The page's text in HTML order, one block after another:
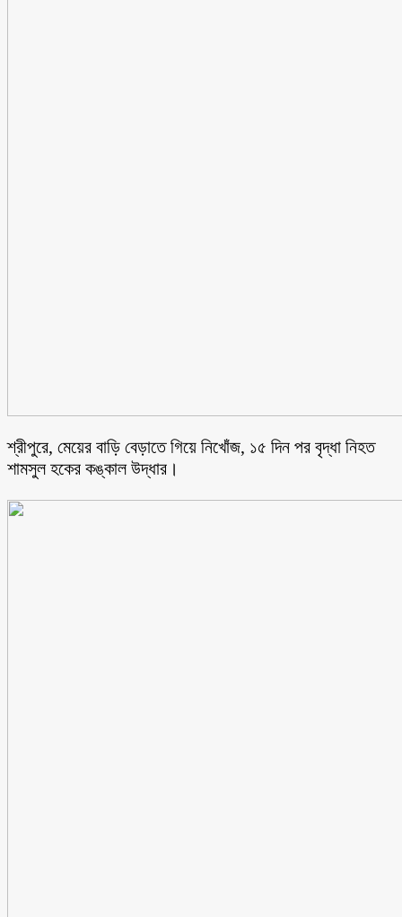
শ্রীপুরে, মেয়ের বাড়ি বেড়াতে গিয়ে নিখোঁজ, ১৫ দিন পর বৃদ্ধা নিহত
শামসুল হকের কঙ্কাল উদ্ধার।